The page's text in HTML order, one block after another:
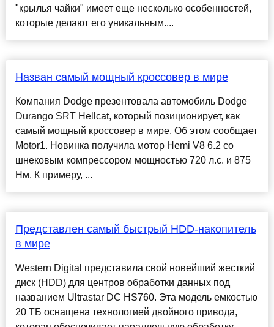
"крылья чайки" имеет еще несколько особенностей,
которые делают его уникальным....
Назван самый мощный кроссовер в мире
Компания Dodge презентовала автомобиль Dodge
Durango SRT Hellcat, который позиционирует, как
самый мощный кроссовер в мире. Об этом сообщает
Motor1. Новинка получила мотор Hemi V8 6.2 со
шнековым компрессором мощностью 720 л.с. и 875
Нм. К примеру, ...
Представлен самый быстрый HDD-накопитель
в мире
Western Digital представила свой новейший жесткий
диск (HDD) для центров обработки данных под
названием Ultrastar DC HS760. Эта модель емкостью
20 ТБ оснащена технологией двойного привода,